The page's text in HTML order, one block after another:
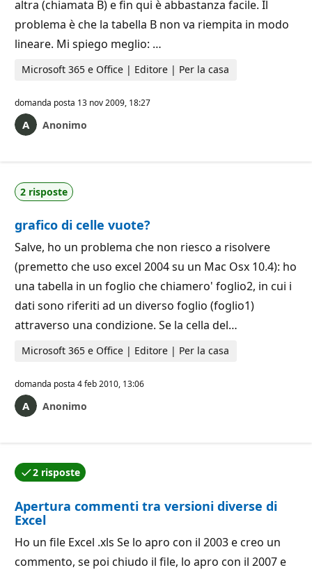
altra (chiamata B) e fin qui è abbastanza facile. Il
problema è che la tabella B non va riempita in modo
lineare. Mi spiego meglio: …
Microsoft 365 e Office | Editore | Per la casa
domanda posta 13 nov 2009, 18:27
Anonimo
2 risposte
grafico di celle vuote?
Salve, ho un problema che non riesco a risolvere
(premetto che uso excel 2004 su un Mac Osx 10.4): ho
una tabella in un foglio che chiamero' foglio2, in cui i
dati sono riferiti ad un diverso foglio (foglio1)
attraverso una condizione. Se la cella del…
Microsoft 365 e Office | Editore | Per la casa
domanda posta 4 feb 2010, 13:06
Anonimo
2 risposte
Una delle risposte è stata accettata dall'autore della
Apertura commenti tra versioni diverse di
Excel
Ho un file Excel .xls Se lo apro con il 2003 e creo un
commento, se poi chiudo il file, lo apro con il 2007 e